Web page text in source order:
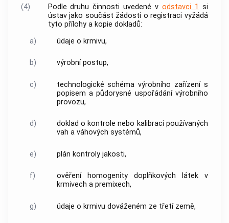
(4) Podle druhu činnosti uvedené vodstavci 1 si
ústav jako součást žádosti o registraci vyžádá
tyto přílohy a kopie dokladů:
a)
údaje o krmivu,
b) výrobní postup,
c)
technologické schéma výrobního zařízení s
popisem a půdorysné uspořádání výrobního
provozu,
d)
doklad o kontrole nebo kalibraci používaných
vah a váhových systémů,
e) plán kontroly jakosti,
f)
ověření homogenity doplňkových látek v
krmivech a premixech,
g) údaje o krmivu dováženém ze třetí země,